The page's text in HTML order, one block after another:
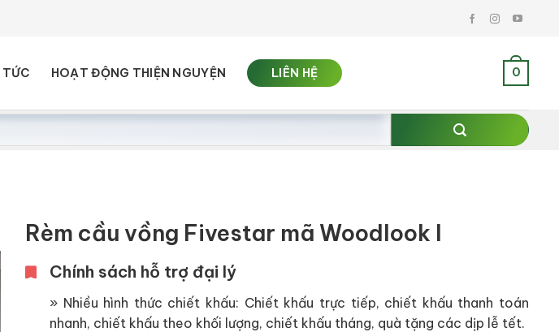
TỨC HOẠT ĐỘNG THIỆN NGUYỆN LIÊN HỆ 0
Rèm cầu vồng Fivestar mã Woodlook I
Chính sách hỗ trợ đại lý
» Nhiều hình thức chiết khấu: Chiết khấu trực tiếp, chiết khấu thanh toán
nhanh, chiết khấu theo khối lượng, chiết khấu tháng, quà tặng các dịp lễ tết.